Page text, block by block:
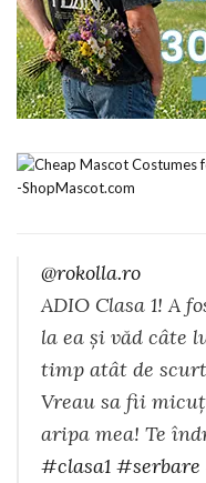
@rokolla.ro
ADIO Clasa 1! A
la ea și văd
timp atât de
Vreau sa fii
aripa mea! Te
#clasa1 #serbare